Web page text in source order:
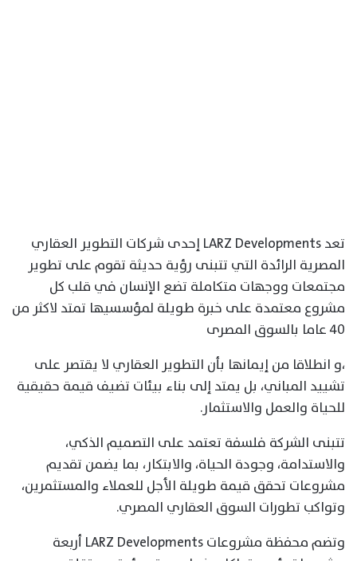
تعد LARZ Developments إحدى شركات التطوير العقاري
المصرية الرائدة التي تتبنى رؤية حديثة تقوم على تطوير
مجتمعات ووجهات متكاملة تضع الإنسان في قلب كل
مشروع معتمدة على خبرة طويلة لمؤسسيها تمتد لاكثر من
٤٠ عاما بالسوق المصرى
،و انطلاقا من إيمانها بأن التطوير العقاري لا يقتصر على
تشييد المباني، بل يمتد إلى بناء بيئات تضيف قيمة حقيقية
للحياة والعمل والاستثمار.
تتبنى الشركة فلسفة تعتمد على التصميم الذكي،
والاستدامة، وجودة الحياة، والابتكار، بما يضمن تقديم
مشروعات تحقق قيمة طويلة الأجل للعملاء والمستثمرين،
وتواكب تطورات السوق العقاري المصري.
وتضم محفظة مشروعات LARZ Developments أربعة